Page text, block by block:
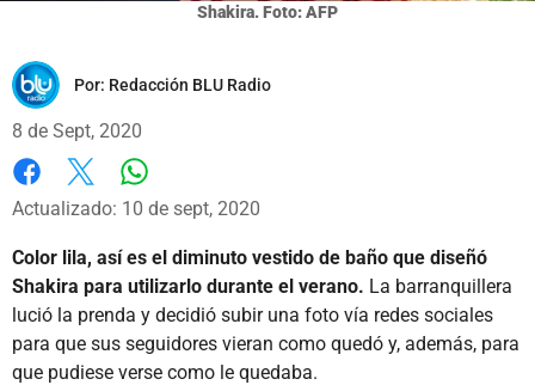
Shakira. Foto: AFP
Por: Redacción BLU Radio
8 de Sept, 2020
Facebook
X
Actualizado: 10 de sept, 2020
Color lila, así es el diminuto vestido de baño que diseñó
Shakira para utilizarlo durante el verano. La barranquillera
lució la prenda y decidió subir una foto vía redes sociales
para que sus seguidores vieran como quedó y, además, para
que pudiese verse como le quedaba.